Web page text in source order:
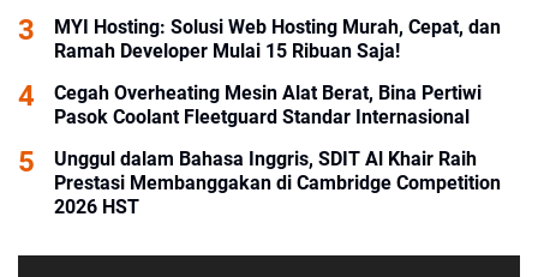
MYI Hosting: Solusi Web Hosting Murah, Cepat, dan
Ramah Developer Mulai 15 Ribuan Saja!
Cegah Overheating Mesin Alat Berat, Bina Pertiwi
Pasok Coolant Fleetguard Standar Internasional
Unggul dalam Bahasa Inggris, SDIT Al Khair Raih
Prestasi Membanggakan di Cambridge Competition
2026 HST